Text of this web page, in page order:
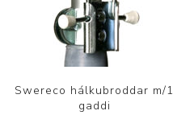
Swereco hálkubroddar m/1
gaddi